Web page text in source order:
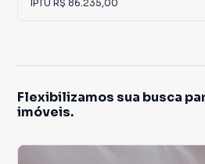
IPTU R$ 86.235,00
Flexibilizamos sua busca
imóveis.